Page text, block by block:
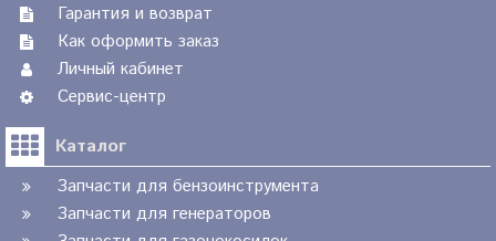
Гарантия и возврат
Как оформить заказ
Личный кабинет
Сервис-центр
Каталог
Запчасти для бензоинструмента
Запчасти для генераторов